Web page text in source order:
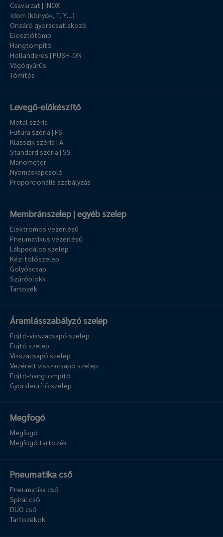
Csavarzat | INOX
Idom (könyök, T, Y…)
Önzáró gyorscsatlakozó
Elosztótömb
Hangtompító
Hollanderes | PUSH-ON
Vágógyűrűs
Tömítés
Levegő-előkészítő
Metal széria
Futura széria | FS
Klasszik széria | A
Standard széria | SS
Manométer
Nyomáskapcsoló
Proporcionális szabályzás
Membránszelep | egyéb szelep
Elektromos vezérlésű
Pneumatikus vezérlésű
Lábpedálos szelep
Kézi tolószelep
Golyóscsap
Szűrőblokk
Tartozék
Áramlásszabályzó szelep
Fojtó-visszacsapó szelep
Fojtó szelep
Visszacsapó szelep
Vezérelt visszacsapó szelep
Fojtó-hangtompító
Gyorsleürítő szelep
Megfogó
Megfogó
Megfogó tartozék
Pneumatika cső
Pneumatika cső
Spirál cső
DUO cső
Tartozékok